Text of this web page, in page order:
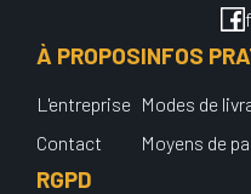
À PROPOS
L'entreprise
Contact
INFOS
Modes de
Moyens de
RGPD